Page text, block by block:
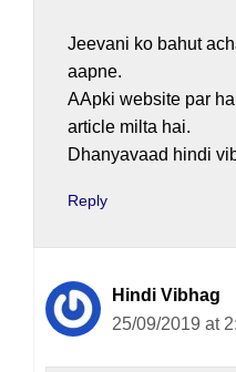
Jeevani ko bahut
aapne.
AApki website par
article milta hai.
Dhanyavaad hindi
Reply
Hindi Vibhag
25/09/2019 at